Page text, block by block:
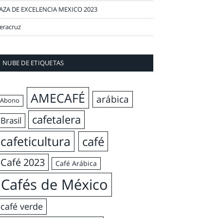
DE EXCELENCIA MEXICO 2023
NUBE DE ETIQUETAS
Abono AMECAFÉ arábica
Brasil cafetalera
cafeticultura café
Café 2023 Café Arábica
Cafés de México
café verde